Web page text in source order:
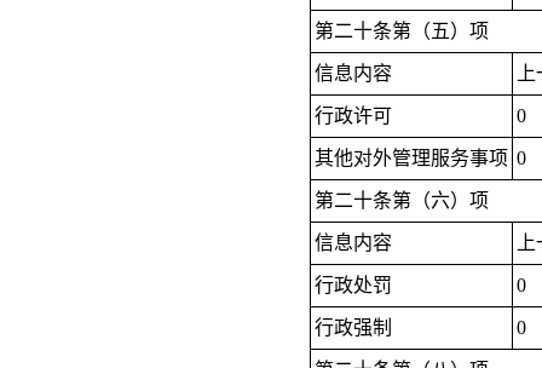
第二十条第（五）项
信息内容
行政许可 0
其他对外管理服务事项 0
第二十条第（六）项
信息内容
行政处罚 0
行政强制 0